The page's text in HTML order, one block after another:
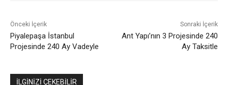
Önceki İçerik
Piyalepaşa İstanbul
Projesinde 240 Ay Vadeyle
Sonraki İçerik
Ant Yapı’nın 3 Projesinde 240
Ay Taksitle
İLGİNİZİ ÇEKEBİLİR